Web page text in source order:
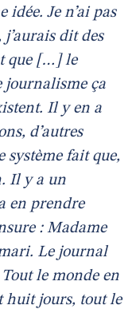
Je n’ai pas
dit des
que […] le
journalisme ça
Il y en a
d’autres
fait que,
Il y a un
en prendre
: Madame
Le journal
Tout le monde en
huit jours, tout le